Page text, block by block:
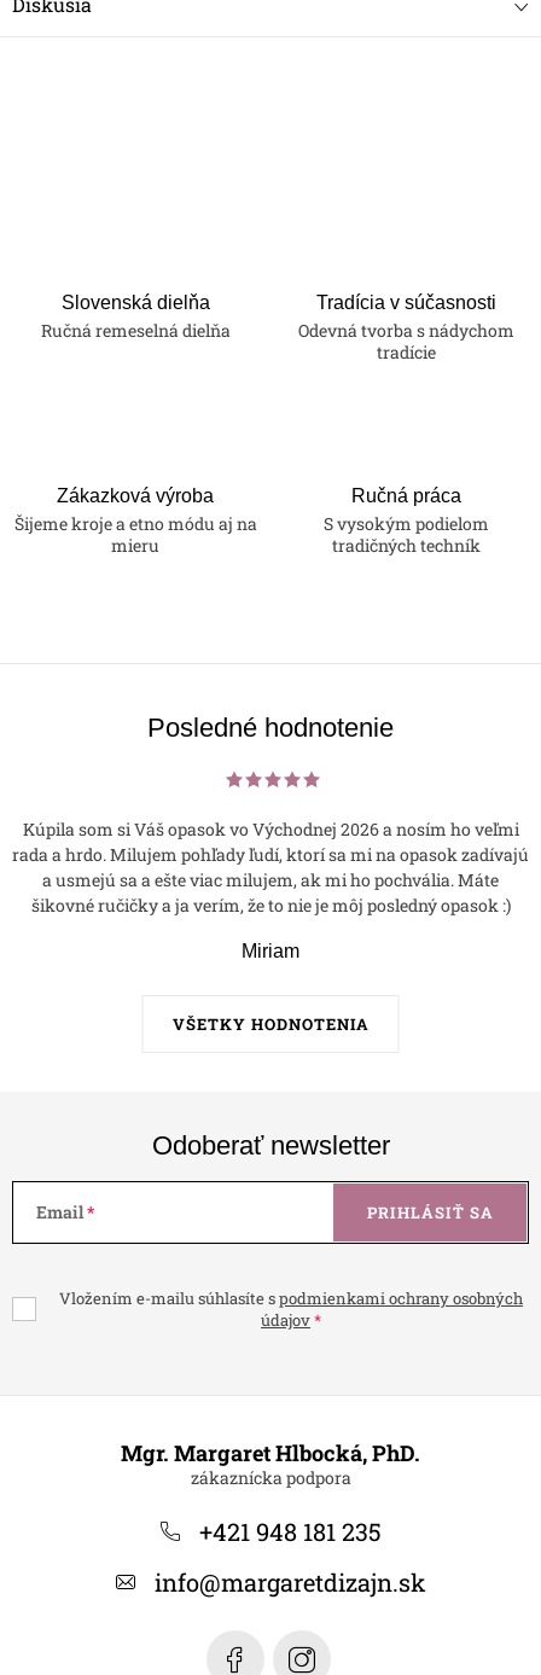
Slovenská dielňa
Ručná remeselná dielňa
Tradícia v súčasnosti
Odevná tvorba s nádychom
tradície
Zákazková výroba
Šijeme kroje a etno módu aj na
mieru
Ručná práca
S vysokým podielom
tradičných techník
Posledné hodnotenie
VŠETKY HODNOTENIA
Kúpila som si Váš opasok vo Východnej 2026 a nosím ho veľmi
rada a hrdo. Milujem pohľady ľudí, ktorí sa mi na opasok zadívajú
a usmejú sa a ešte viac milujem, ak mi ho pochvália. Máte
šikovné ručičky a ja verím, že to nie je môj posledný opasok :)
Miriam
Odoberať newsletter
Email
Vložením e-mailu súhlasíte spodmienkami ochrany osobných
údajov
PRIHLÁSIŤ SA
Mgr. Margaret Hlbocká, PhD.
+421 948 181 235
info@margaretdizajn.sk